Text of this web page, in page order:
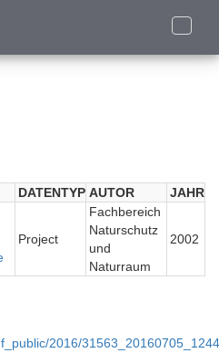
Toggle
DATENTYP AUTOR JAHR
Project
Fachbereich
Naturschutz
und
Naturraum
2002
2016/